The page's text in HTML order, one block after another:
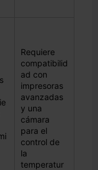
Requiere
compatibilid
ad con
impresoras
avanzadas
y una
cámara
para el
control de
la
temperatur